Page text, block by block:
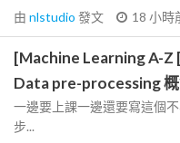
由 nlstudio 發文 18 小時
[Machine Learning A-Z
Data pre-processing
一邊要上課一邊還要寫這個
步...